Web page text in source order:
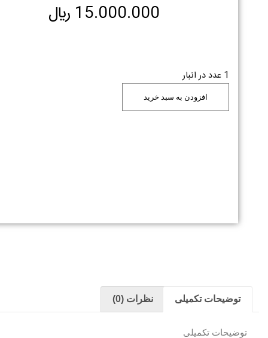
15.000.000 ﷼
1 عدد در انبار
افزودن به سبد خرید
توضیحات تکمیلی نظرات (0)
توضیحات تکمیلی